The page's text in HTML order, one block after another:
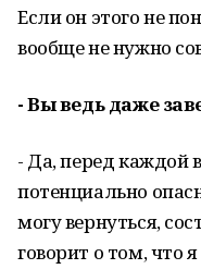
Если он этого не
вообще не нужно
- Вы ведь даже
- Да, перед каждой
потенциально
могу вернуться,
говорит о том, что